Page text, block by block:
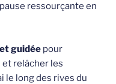
ressourçante en
guidée pour
relâcher les
le long des rives du